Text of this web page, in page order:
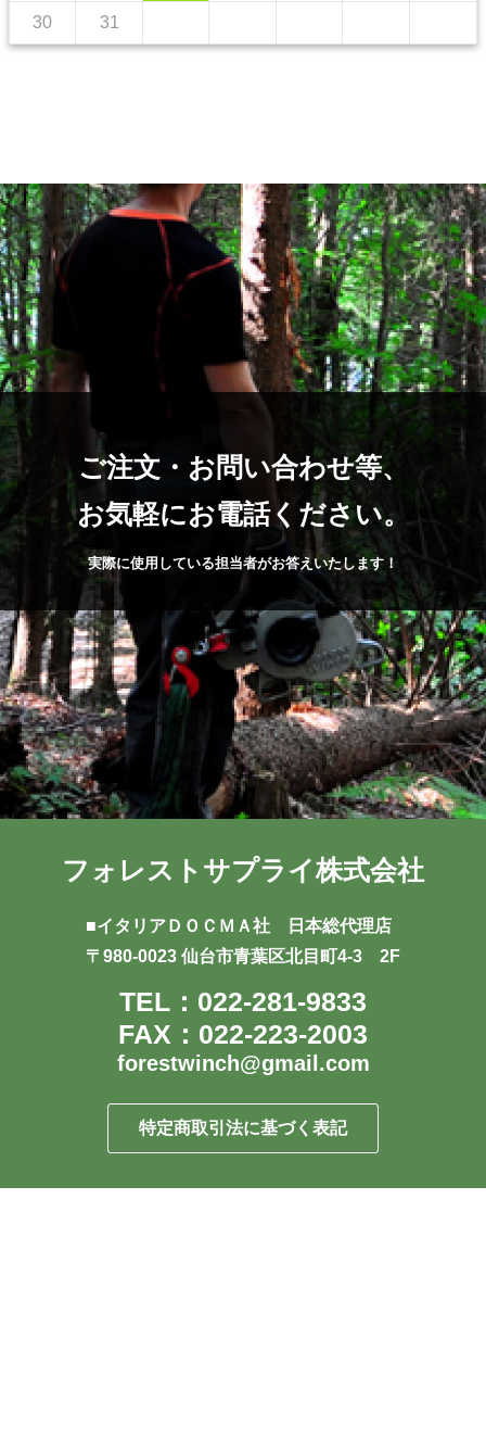
30 31
ご注文・お問い合わせ等、
お気軽にお電話ください。
実際に使用している担当者がお答えいたします！
フォレストサプライ株式会社
■イタリアＤＯＣＭＡ社 日本総代理店
〒980-0023 仙台市青葉区北目町4-3 2F
TEL：022-281-9833
FAX：022-223-2003
forestwinch@gmail.com
特定商取引法に基づく表記